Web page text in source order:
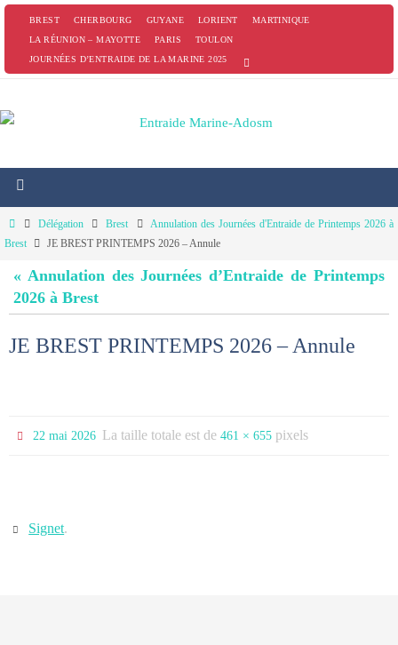
PasserBREST CHERBOURG GUYANE LORIENT
MARTINIQUE
LA RÉUNION – MAYOTTE
PARIS
TOULON
JOURNÉES D’ENTRAIDE DE LA MARINE 2025
HomeDélégation Brest
Annulation des Journées d'Entraide de Printemps 2026 à
Brest
JE BREST PRINTEMPS 2026 – Annule
« Annulation des Journées d’Entraide de Printemps
2026 à Brest
JE BREST PRINTEMPS 2026 – Annule
22 mai 2026 La taille totale est de461 × 655 pixels
Signet.